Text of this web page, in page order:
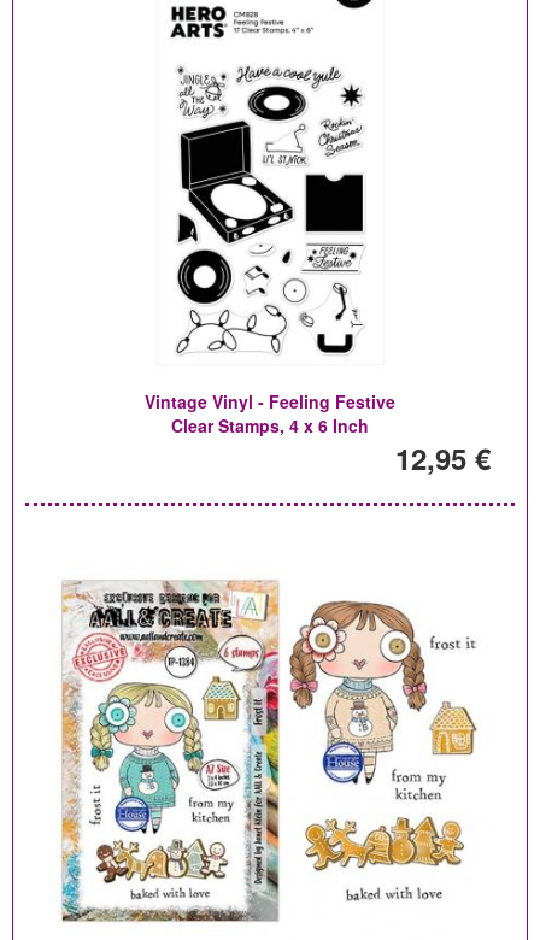
Vintage Vinyl - Feeling Festive
Clear Stamps, 4 x 6 Inch
12,95 €